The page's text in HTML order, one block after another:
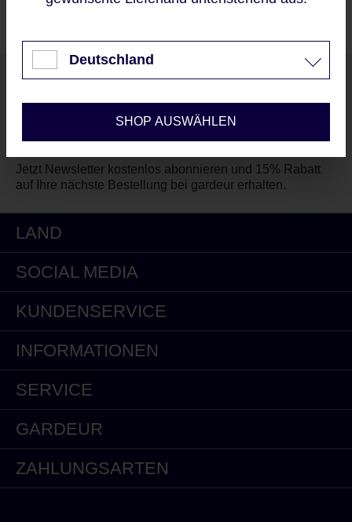
Unser Newsletter
Jetzt Newsletter kostenlos abonnieren und 15% Rabatt
auf Ihre nächste Bestellung bei gardeur erhalten.
LAND
SOCIAL MEDIA
KUNDENSERVICE
INFORMATIONEN
SERVICE
GARDEUR
ZAHLUNGSARTEN
Deutschland
SHOP AUSWÄHLEN
Konfigurieren